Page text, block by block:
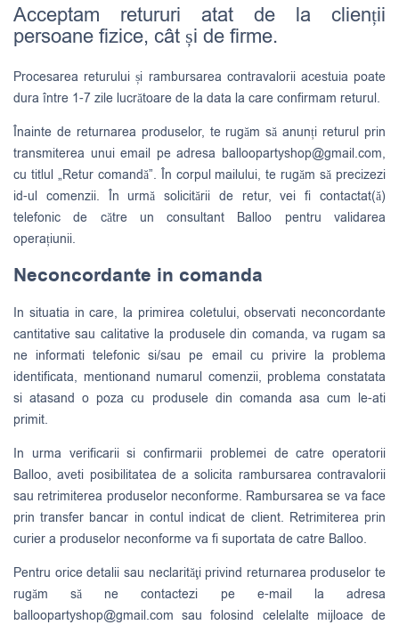
Acceptam retururi atat de la clienții
persoane fizice, cât și de firme.
Procesarea returului și rambursarea contravalorii acestuia poate
dura între 1-7 zile lucrătoare de la data la care confirmam returul.
Înainte de returnarea produselor, te rugăm să anunți returul prin
transmiterea unui email pe adresa balloopartyshop@gmail.com,
cu titlul „Retur comandă”. În corpul mailului, te rugăm să precizezi
id-ul comenzii. În urmă solicitării de retur, vei fi contactat(ă)
telefonic de către un consultant Balloo pentru validarea
operațiunii.
Neconcordante in comanda
In situatia in care, la primirea coletului, observati neconcordante
cantitative sau calitative la produsele din comanda, va rugam sa
ne informati telefonic si/sau pe email cu privire la problema
identificata, mentionand numarul comenzii, problema constatata
si atasand o poza cu produsele din comanda asa cum le-ati
primit.
In urma verificarii si confirmarii problemei de catre operatorii
Balloo, aveti posibilitatea de a solicita rambursarea contravalorii
sau retrimiterea produselor neconforme. Rambursarea se va face
prin transfer bancar in contul indicat de client. Retrimiterea prin
curier a produselor neconforme va fi suportata de catre Balloo.
Pentru orice detalii sau neclarităţi privind returnarea produselor te
rugăm să ne contactezi pe e-mail la adresa
balloopartyshop@gmail.com sau folosind celelalte mijloace de